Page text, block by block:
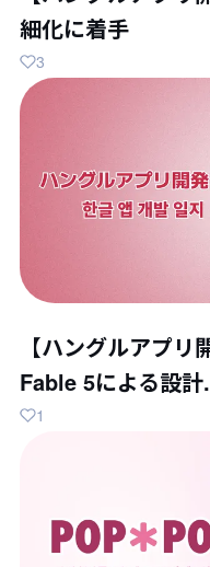
細化に着手
3
【ハングルアプ
Fable 5による設
1